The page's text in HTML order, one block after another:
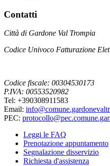
Contatti
Città di Gardone Val Trompia
Codice Univoco Fatturazione
Codice fiscale: 00304530173
P.IVA: 00553520982
Tel: +390308911583
Email:
PEC:
Leggi le FAQ
Prenotazione appuntamento
Segnalazione disservizio
Richiesta d'assistenza